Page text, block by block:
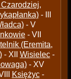
- III
- V
- VII
(Eremita,
- XII Wisielec-
- XV
Księżyc-